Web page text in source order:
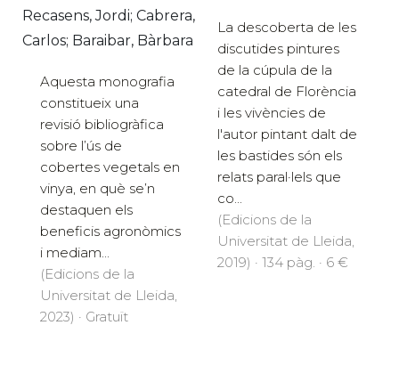
Recasens, Jordi; Cabrera,
Carlos; Baraibar, Bàrbara
Aquesta monografia
constitueix una
revisió bibliogràfica
sobre l’ús de
cobertes vegetals en
vinya, en què se’n
destaquen els
beneficis agronòmics
i mediam...
(Edicions de la
Universitat de Lleida,
2023) · Gratuït
La descoberta de les
discutides pintures
de la cúpula de la
catedral de Florència
i les vivències de
l'autor pintant dalt de
les bastides són els
relats paral·lels que
co...
(Edicions de la
Universitat de Lleida,
2019) · 134 pàg. · 6 €